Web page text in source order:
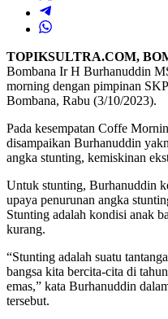
TOPIKSULTRA.COM,
Bombana Ir H Burhanuddin
morning dengan pimpinan
Bombana, Rabu (3/10/2023).
Pada kesempatan Coffe
disampaikan Burhanuddin
angka stunting, kemiskinan
Untuk stunting, Burhanuddin
upaya penurunan angka
Stunting adalah kondisi anak
kurang.
“Stunting adalah suatu
bangsa kita bercita-cita di
emas,” kata Burhanuddin
tersebut.